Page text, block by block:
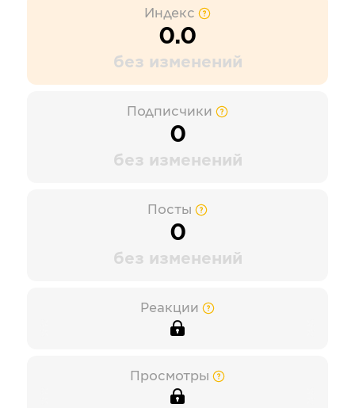
Индекс
0.0
без изменений
Подписчики
0
без изменений
Посты
0
без изменений
Реакции
Просмотры